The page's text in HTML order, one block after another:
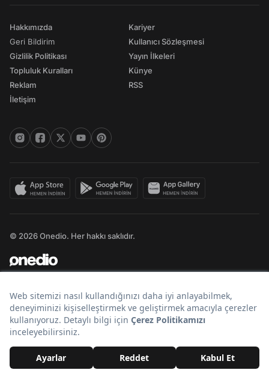
Hakkımızda
Geri Bildirim
Gizlilik Politikası
Topluluk Kuralları
Reklam
İletişim
Kariyer
Kullanıcı Sözleşmesi
Yayın İlkeleri
Künye
RSS
© 2026 Onedio. Her hakkı saklıdır.
Bir markasıdır.